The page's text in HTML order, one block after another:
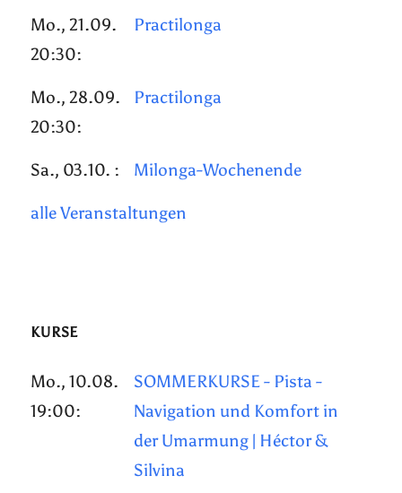
Mo., 21.09.
20:30:
Practilonga
Mo., 28.09.
20:30:
Practilonga
Sa., 03.10. : Milonga-Wochenende
alle Veranstaltungen
KURSE
Mo., 10.08.
19:00:
SOMMERKURSE - Pista -
Navigation und Komfort in
der Umarmung | Héctor &
Silvina